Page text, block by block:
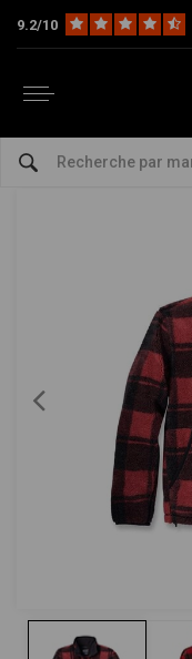
9.2/10
The Biker Pulls
bekijk alles
Pull Polaire
Noir | Choisissez
0/5 (0